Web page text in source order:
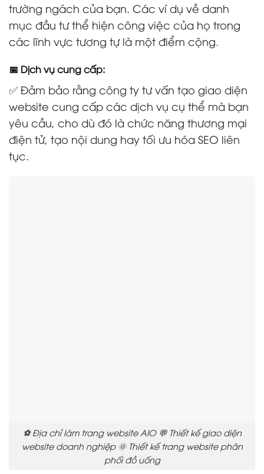
trường ngách của bạn. Các ví dụ về danh
mục đầu tư thể hiện công việc của họ trong
các lĩnh vực tương tự là một điểm cộng.
📅 Dịch vụ cung cấp:
✅ Đảm bảo rằng công ty tư vấn tạo giao diện
website cung cấp các dịch vụ cụ thể mà bạn
yêu cầu, cho dù đó là chức năng thương mại
điện tử, tạo nội dung hay tối ưu hóa SEO liên
tục.
⚽ Địa chỉ làm trang website AIO 💬 Thiết kế giao diện
website doanh nghiệp 🌞 Thiết kế trang website phân
phối đồ uống